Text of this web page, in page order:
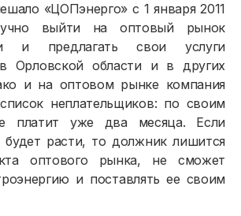
«ЦОПэнерго» с 1 января 2011
выйти на оптовый рынок
и предлагать свои услуги
в Орловской области и в других
и на оптовом рынке компания
неплательщиков: по своим
платит уже два месяца. Если
будет расти, то должник лишится
оптового рынка, не сможет
и поставлять ее своим